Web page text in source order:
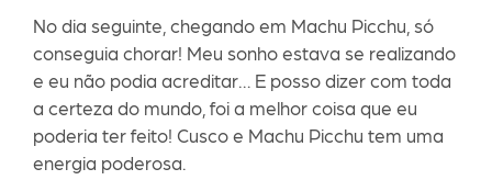
No dia seguinte, chegando em Machu Picchu, só
conseguia chorar! Meu sonho estava se realizando
e eu não podia acreditar… E posso dizer com toda
a certeza do mundo, foi a melhor coisa que eu
poderia ter feito! Cusco e Machu Picchu tem uma
energia poderosa.